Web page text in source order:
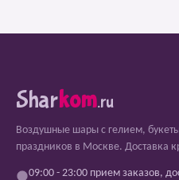
Sharkom.ru
Воздушные шары с гелием,
праздников в Москве. Доставка
09:00 - 23:00 прием заказов,